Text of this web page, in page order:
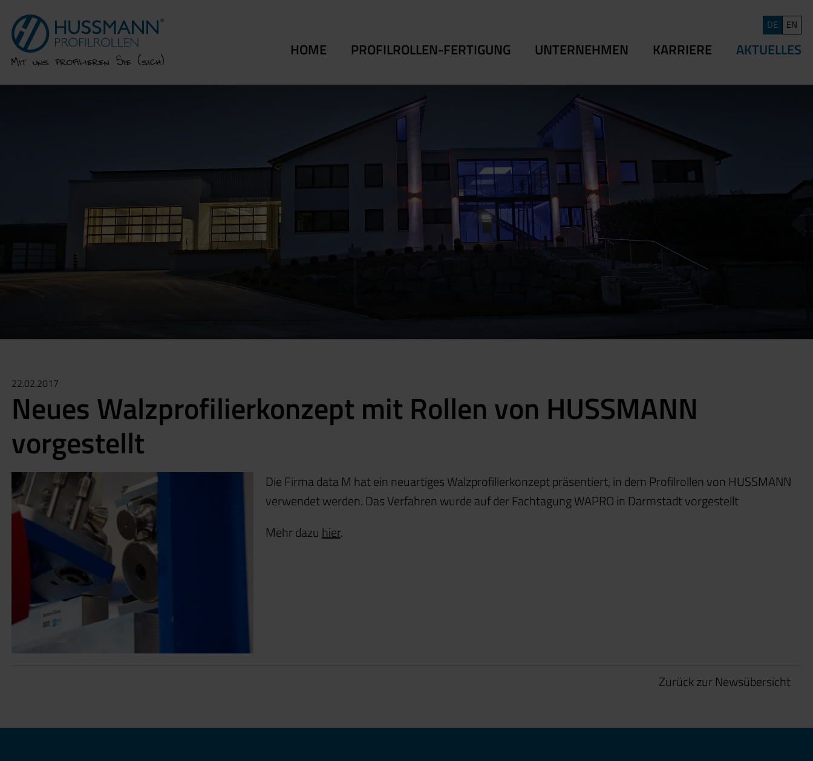
DE EN
HOME PROFILROLLEN-FERTIGUNG UNTERNEHMEN KARRIERE AKTUELLES
22.02.2017
Neues Walzprofilierkonzept mit Rollen von HUSSMANN
vorgestellt
Die Firma data M hat ein neuartiges Walzprofilierkonzept präsentiert, in dem Profilrollen von HUSSMANN
verwendet werden. Das Verfahren wurde auf der Fachtagung WAPRO in Darmstadt vorgestellt
Mehr dazu hier.
Zurück zur Newsübersicht